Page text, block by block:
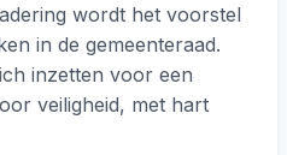
wordt het voorstel
in de gemeenteraad.
inzetten voor een
veiligheid, met hart